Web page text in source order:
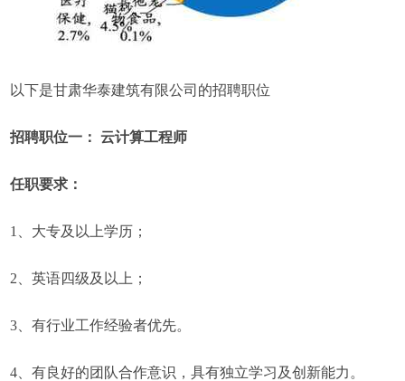
以下是甘肃华泰建筑有限公司的招聘职位
招聘职位一： 云计算工程师
任职要求：
1、大专及以上学历；
2、英语四级及以上；
3、有行业工作经验者优先。
4、有良好的团队合作意识，具有独立学习及创新能力。